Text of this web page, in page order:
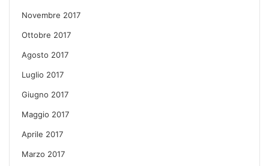
Novembre 2017
Ottobre 2017
Agosto 2017
Luglio 2017
Giugno 2017
Maggio 2017
Aprile 2017
Marzo 2017